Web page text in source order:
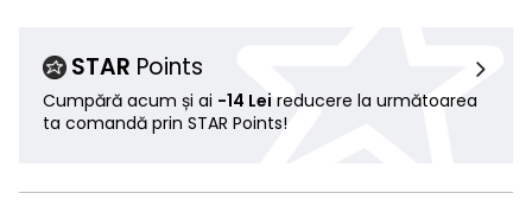
STAR Points
Cumpără acum și ai -14 Lei reducere la următoarea
ta comandă prin STAR Points!